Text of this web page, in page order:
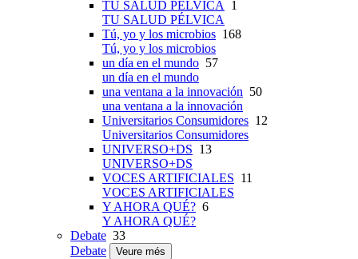
TU SALUD PÉLVICA
1
TU SALUD PÉLVICA
Tú, yo y los microbios 168
Tú, yo y los microbios
un día en el mundo 57
un día en el mundo
una ventana a la innovación 50
una ventana a la innovación
Universitarios Consumidores 12
Universitarios Consumidores
UNIVERSO+DS 13
UNIVERSO+DS
VOCES ARTIFICIALES 11
VOCES ARTIFICIALES
Y AHORA QUÉ? 6
Y AHORA QUÉ?
Debate 33
Debate
Veure més